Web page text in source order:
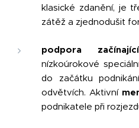
klasické zdanění, je
zátěž a zjednodušit
podpora
nízkoúrokové
do začátku
odvětvích. Aktivní
podnikatele při